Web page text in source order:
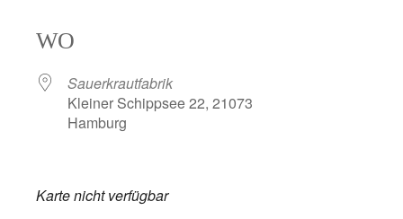
WO
Sauerkrautfabrik
Kleiner Schippsee 22, 21073
Hamburg
Karte nicht verfügbar